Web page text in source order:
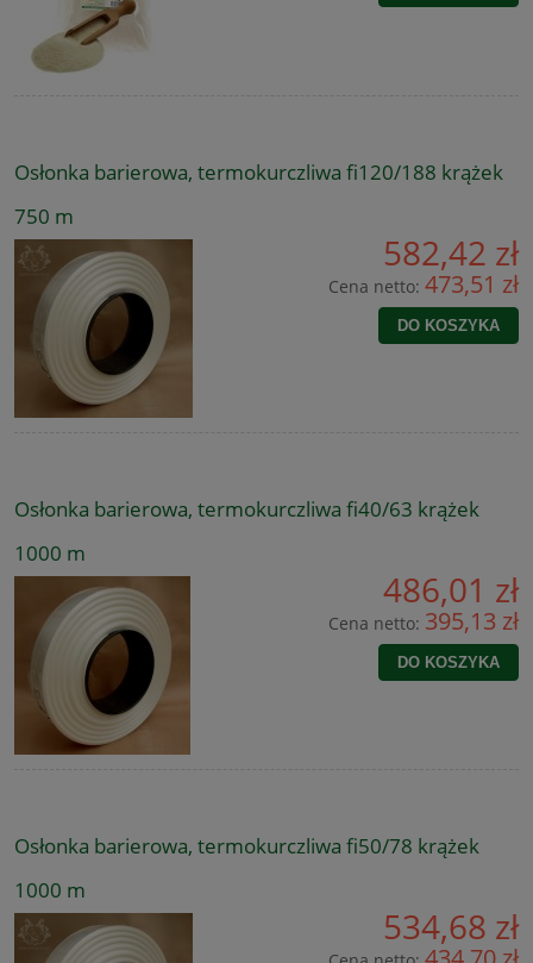
Osłonka barierowa, termokurczliwa fi120/188 krążek
750 m
582,42 zł
Cena netto: 473,51 zł
DO KOSZYKA
Osłonka barierowa, termokurczliwa fi40/63 krążek
1000 m
486,01 zł
Cena netto: 395,13 zł
DO KOSZYKA
Osłonka barierowa, termokurczliwa fi50/78 krążek
1000 m
534,68 zł